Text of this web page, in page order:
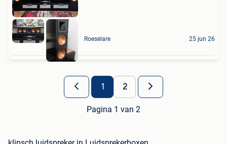
Roeselare 25 jun 26
1 2
Pagina 1 van 2